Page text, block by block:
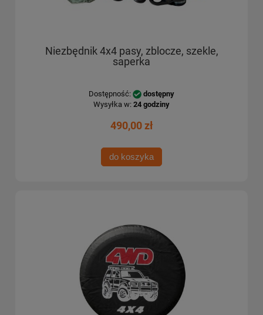
Niezbędnik 4x4 pasy, zblocze, szekle,
saperka
Dostępność:
dostępny
Wysyłka w: 24 godziny
490,00 zł
do koszyka